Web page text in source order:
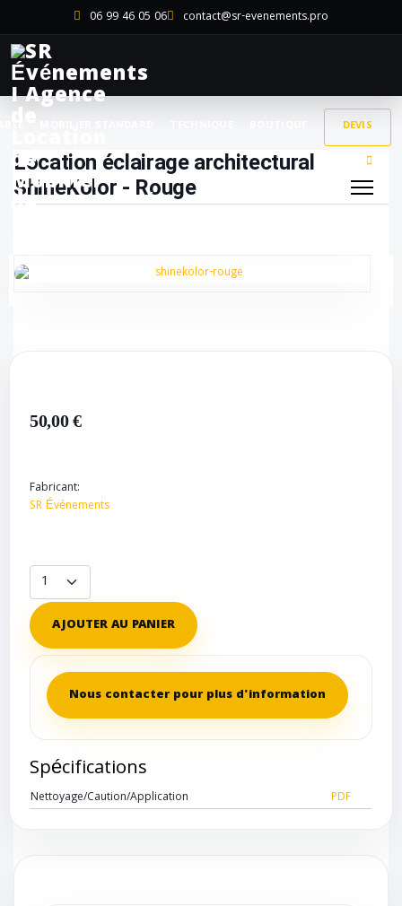
06 99 46 05 06 contact@sr-evenements.pro
DEVIS
Location éclairage architectural
ShineKolor - Rouge
50,00 €
Fabricant:
SR Événements
AJOUTER AU PANIER
Nous contacter pour plus d'information
Spécifications
Nettoyage/Caution/Application PDF